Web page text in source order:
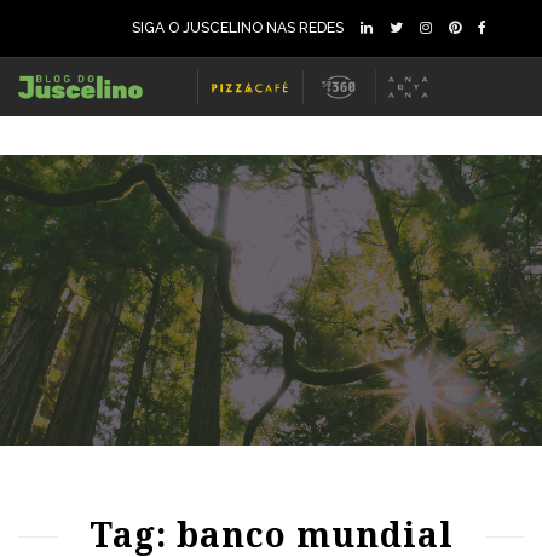
SIGA O JUSCELINO NAS REDES
Tag: banco mundial